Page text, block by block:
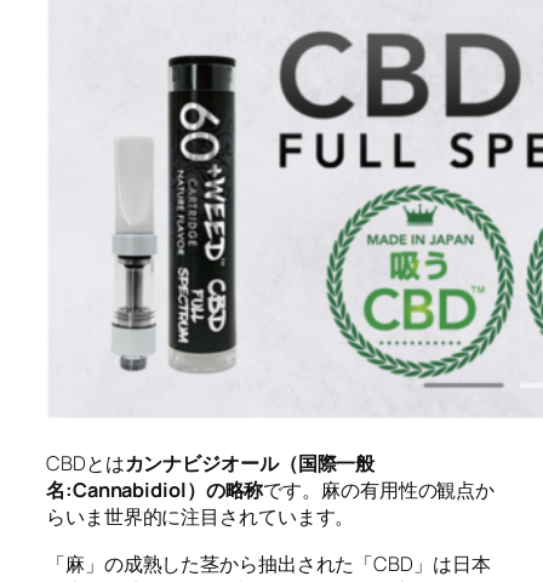
CBDとはカンナビジオール（国際一般
名:Cannabidiol）の略称です。麻の有用性の観点か
らいま世界的に注目されています。
「麻」の成熟した茎から抽出された 「CBD」は日本